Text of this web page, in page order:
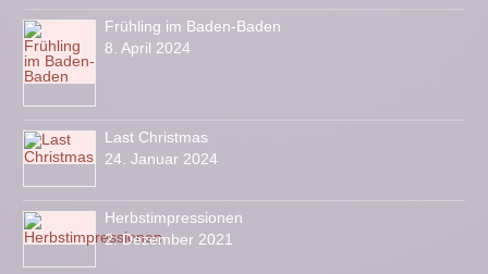
Frühling im Baden-Baden
8. April 2024
Last Christmas
24. Januar 2024
Herbstimpressionen
2. Dezember 2021